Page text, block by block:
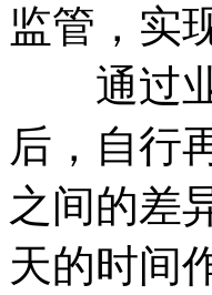
监管，实
通过业
后，自行
之间的差
天的时间